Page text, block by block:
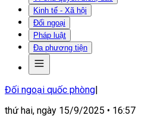
Kinh tế - Xã hội
Đối ngoại
Pháp luật
Đa phương tiện
Đối ngoại quốc phòng|
thứ hai, ngày 15/9/2025 • 16:57